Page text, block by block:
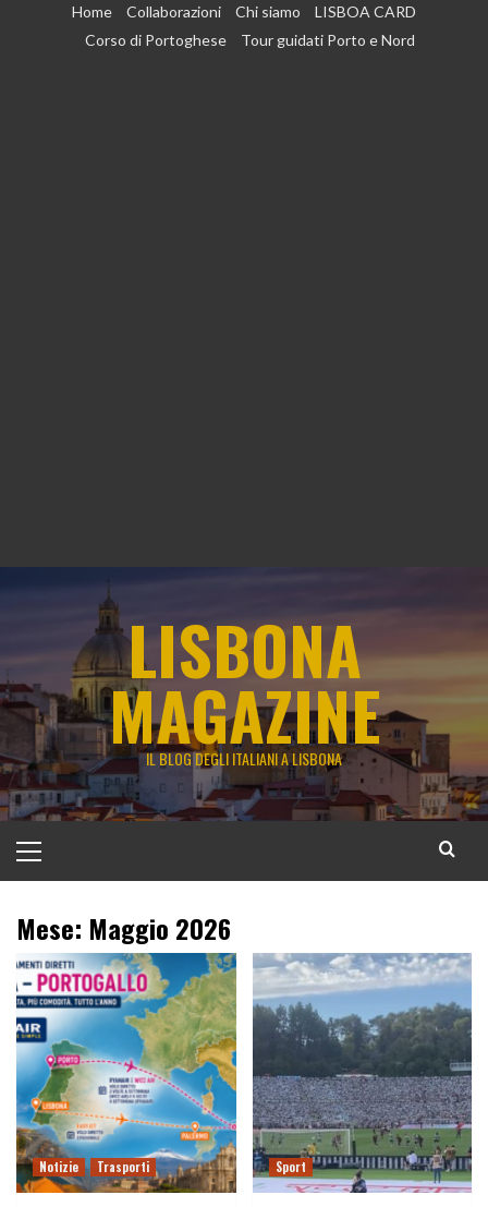
Home Collaborazioni Chi siamo
LISBOA CARD
Corso di Portoghese
Tour guidati Porto e Nord
LISBONA
MAGAZINE
IL BLOG DEGLI ITALIANI A LISBONA
principale
Mese: Maggio 2026
Notizie Trasporti Sport